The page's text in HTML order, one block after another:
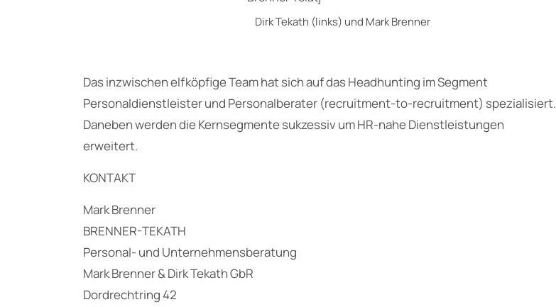
Dirk Tekath (links) und Mark Brenner
Das inzwischen elfköpfige Team hat sich auf das Headhunting im Segment
Personaldienstleister und Personalberater (recruitment-to-recruitment) spezialisiert.
Daneben werden die Kernsegmente sukzessiv um HR-nahe Dienstleistungen
erweitert.
KONTAKT
Mark Brenner
BRENNER-TEKATH
Personal- und Unternehmensberatung
Mark Brenner & Dirk Tekath GbR
Dordrechtring 42